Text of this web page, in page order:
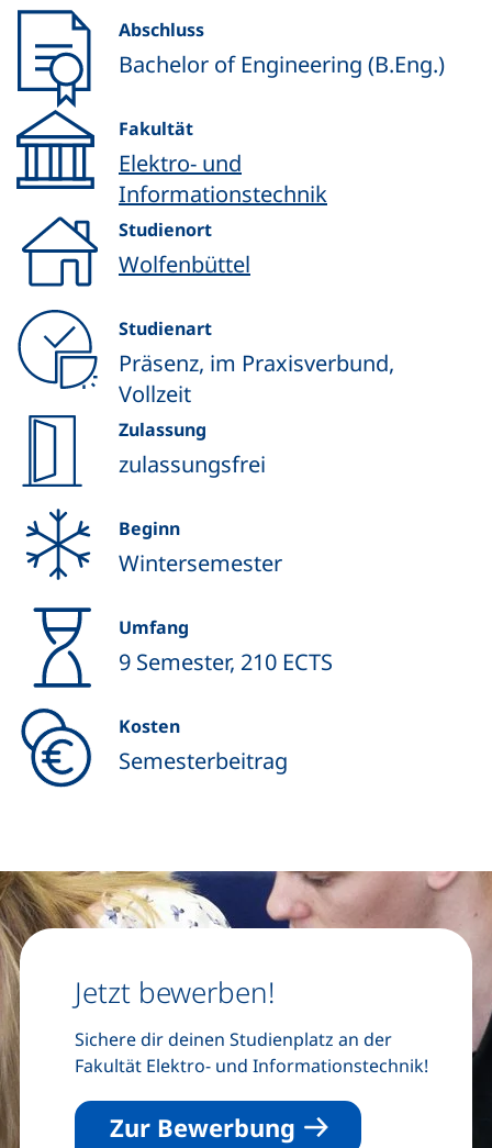
Abschluss
Bachelor of Engineering (B.Eng.)
Fakultät
Elektro- und
Informationstechnik
Studienort
Wolfenbüttel
Studienart
Präsenz, im Praxisverbund,
Vollzeit
Zulassung
zulassungsfrei
Beginn
Wintersemester
Umfang
9 Semester, 210 ECTS
Kosten
Semesterbeitrag
Jetzt bewerben!
Sichere dir deinen Studienplatz an der
Fakultät Elektro- und Informationstechnik!
Zur Bewerbung